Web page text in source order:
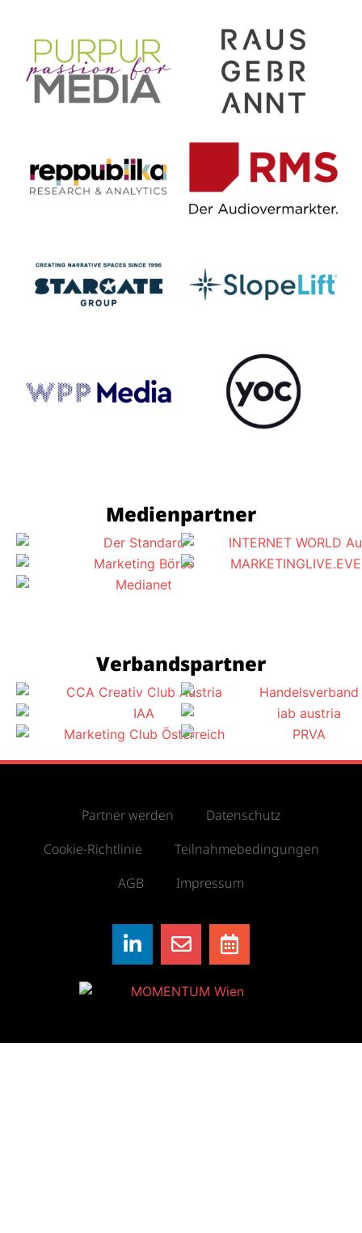
Medienpartner
Verbandspartner
Partner werden
Datenschutz
Cookie-Richtlinie
Teilnahmebedingungen
AGB
Impressum